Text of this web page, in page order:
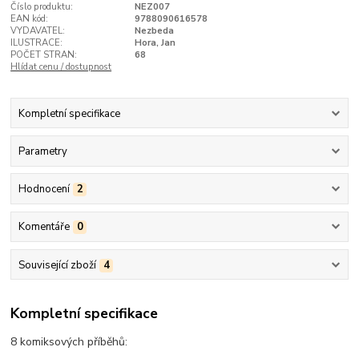
Číslo produktu:
NEZ007
EAN kód:
9788090616578
VYDAVATEL:
Nezbeda
ILUSTRACE:
Hora, Jan
POČET STRAN:
68
Hlídat cenu / dostupnost
Kompletní specifikace
Parametry
Hodnocení 2
Komentáře 0
Související zboží 4
Kompletní specifikace
8 komiksových příběhů: